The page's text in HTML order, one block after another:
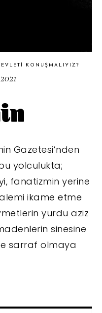
KONUŞMALIYIZ?
Gazetesi’nden
yolculukta;
fanatizmin yerine
ikame etme
yurdu aziz
sinesine
sarraf olmaya